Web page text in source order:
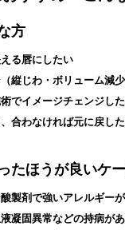
方
る唇にしたい
縦じわ・ボリューム減
でイメージチェンジし
合わなければ元に戻し
たほうが良いケ
製剤で強いアレルギー
凝固異常などの持病が